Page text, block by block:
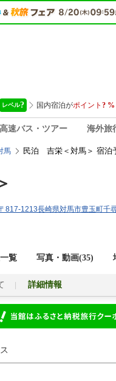
高速バス・ツアー 海外旅
馬 民泊 吉栄＜対馬＞ 宿泊
817-1213長崎県対馬市豊玉町千
覧 写真・動画(35)
詳細情報